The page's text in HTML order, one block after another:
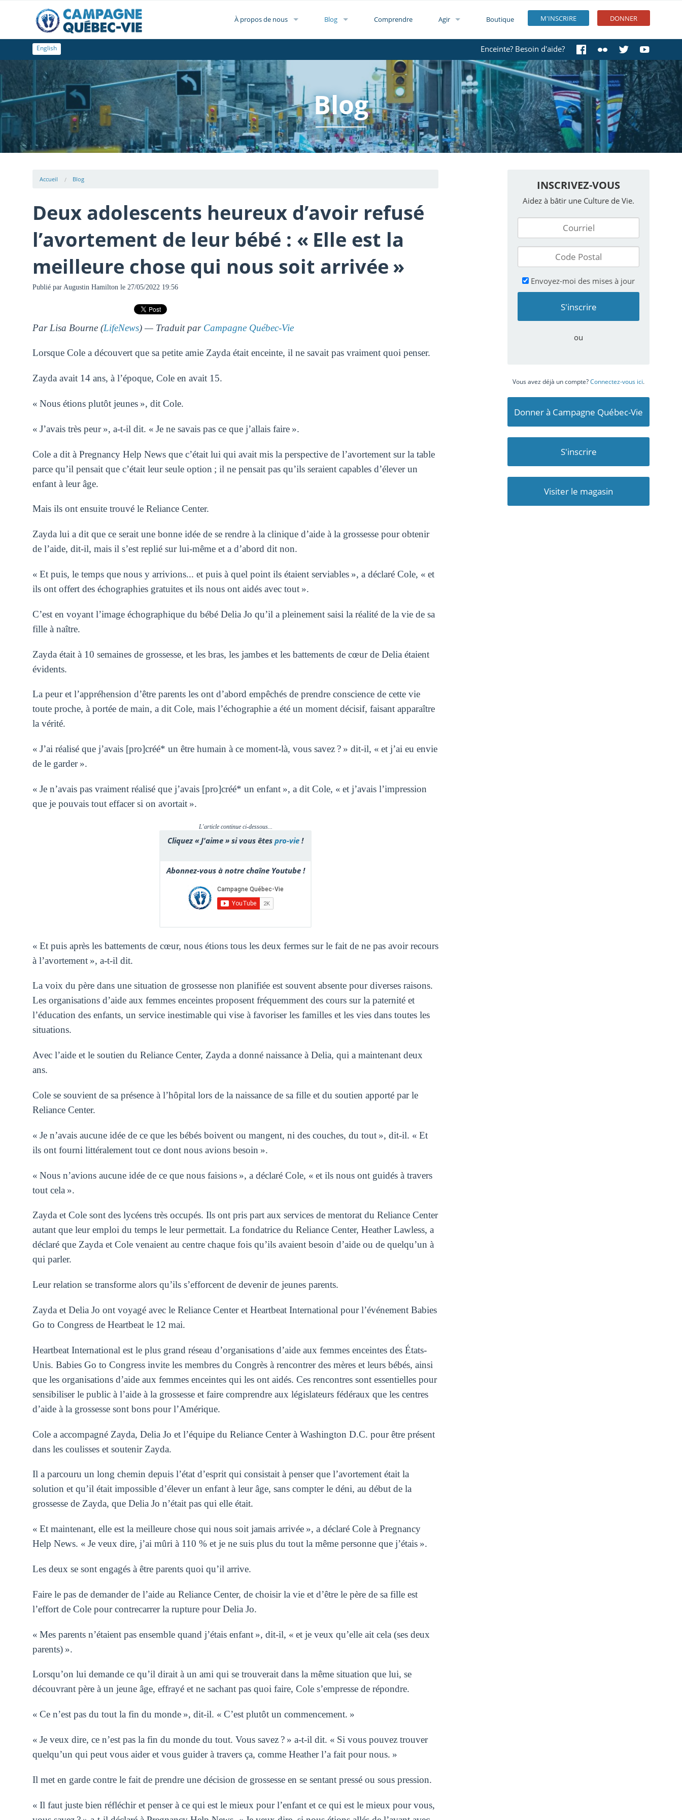
M'INSCRIRE DONNER
À propos de nous Blog Comprendre Agir Boutique
Enceinte? Besoin d'aide?
English
Blog
Accueil Blog
Deux adolescents heureux d’avoir refusé
l’avortement de leur bébé : « Elle est la
meilleure chose qui nous soit arrivée »
Publié par Augustin Hamiltonle 27/05/2022 19:56
Par Lisa Bourne (LifeNews) — Traduit par Campagne Québec-Vie
Lorsque Cole a découvert que sa petite amie Zayda était enceinte, il ne savait pas vraiment quoi penser.
Zayda avait 14 ans, à l’époque, Cole en avait 15.
« Nous étions plutôt jeunes », dit Cole.
« J’avais très peur », a-t-il dit. « Je ne savais pas ce que j’allais faire ».
Cole a dit à Pregnancy Help News que c’était lui qui avait mis la perspective de l’avortement sur la table
parce qu’il pensait que c’était leur seule option ; il ne pensait pas qu’ils seraient capables d’élever un
enfant à leur âge.
Mais ils ont ensuite trouvé le Reliance Center.
Zayda lui a dit que ce serait une bonne idée de se rendre à la clinique d’aide à la grossesse pour obtenir
de l’aide, dit-il, mais il s’est replié sur lui-même et a d’abord dit non.
« Et puis, le temps que nous y arrivions... et puis à quel point ils étaient serviables », a déclaré Cole, « et
ils ont offert des échographies gratuites et ils nous ont aidés avec tout ».
C’est en voyant l’image échographique du bébé Delia Jo qu’il a pleinement saisi la réalité de la vie de sa
fille à naître.
Zayda était à 10 semaines de grossesse, et les bras, les jambes et les battements de cœur de Delia étaient
évidents.
La peur et l’appréhension d’être parents les ont d’abord empêchés de prendre conscience de cette vie
toute proche, à portée de main, a dit Cole, mais l’échographie a été un moment décisif, faisant apparaître
la vérité.
« J’ai réalisé que j’avais [pro]créé* un être humain à ce moment-là, vous savez ? » dit-il, « et j’ai eu envie
de le garder ».
« Je n’avais pas vraiment réalisé que j’avais [pro]créé* un enfant », a dit Cole, « et j’avais l’impression
que je pouvais tout effacer si on avortait ».
L'article continue ci-dessous...
Cliquez « J'aime » si vous êtes pro-vie !
Abonnez-vous à notre chaîne Youtube !
« Et puis après les battements de cœur, nous étions tous les deux fermes sur le fait de ne pas avoir recours
à l’avortement », a-t-il dit.
La voix du père dans une situation de grossesse non planifiée est souvent absente pour diverses raisons.
Les organisations d’aide aux femmes enceintes proposent fréquemment des cours sur la paternité et
l’éducation des enfants, un service inestimable qui vise à favoriser les familles et les vies dans toutes les
situations.
Avec l’aide et le soutien du Reliance Center, Zayda a donné naissance à Delia, qui a maintenant deux
ans.
Cole se souvient de sa présence à l’hôpital lors de la naissance de sa fille et du soutien apporté par le
Reliance Center.
« Je n’avais aucune idée de ce que les bébés boivent ou mangent, ni des couches, du tout », dit-il. « Et
ils ont fourni littéralement tout ce dont nous avions besoin ».
« Nous n’avions aucune idée de ce que nous faisions », a déclaré Cole, « et ils nous ont guidés à travers
tout cela ».
Zayda et Cole sont des lycéens très occupés. Ils ont pris part aux services de mentorat du Reliance Center
autant que leur emploi du temps le leur permettait. La fondatrice du Reliance Center, Heather Lawless, a
déclaré que Zayda et Cole venaient au centre chaque fois qu’ils avaient besoin d’aide ou de quelqu’un à
qui parler.
Leur relation se transforme alors qu’ils s’efforcent de devenir de jeunes parents.
Zayda et Delia Jo ont voyagé avec le Reliance Center et Heartbeat International pour l’événement Babies
Go to Congress de Heartbeat le 12 mai.
Heartbeat International est le plus grand réseau d’organisations d’aide aux femmes enceintes des États-
Unis. Babies Go to Congress invite les membres du Congrès à rencontrer des mères et leurs bébés, ainsi
que les organisations d’aide aux femmes enceintes qui les ont aidés. Ces rencontres sont essentielles pour
sensibiliser le public à l’aide à la grossesse et faire comprendre aux législateurs fédéraux que les centres
d’aide à la grossesse sont bons pour l’Amérique.
Cole a accompagné Zayda, Delia Jo et l’équipe du Reliance Center à Washington D.C. pour être présent
dans les coulisses et soutenir Zayda.
Il a parcouru un long chemin depuis l’état d’esprit qui consistait à penser que l’avortement était la
solution et qu’il était impossible d’élever un enfant à leur âge, sans compter le déni, au début de la
grossesse de Zayda, que Delia Jo n’était pas qui elle était.
« Et maintenant, elle est la meilleure chose qui nous soit jamais arrivée », a déclaré Cole à Pregnancy
Help News. « Je veux dire, j’ai mûri à 110 % et je ne suis plus du tout la même personne que j’étais ».
Les deux se sont engagés à être parents quoi qu’il arrive.
Faire le pas de demander de l’aide au Reliance Center, de choisir la vie et d’être le père de sa fille est
l’effort de Cole pour contrecarrer la rupture pour Delia Jo.
« Mes parents n’étaient pas ensemble quand j’étais enfant », dit-il, « et je veux qu’elle ait cela (ses deux
parents) ».
Lorsqu’on lui demande ce qu’il dirait à un ami qui se trouverait dans la même situation que lui, se
découvrant père à un jeune âge, effrayé et ne sachant pas quoi faire, Cole s’empresse de répondre.
« Ce n’est pas du tout la fin du monde », dit-il. « C’est plutôt un commencement. »
« Je veux dire, ce n’est pas la fin du monde du tout. Vous savez ? » a-t-il dit. « Si vous pouvez trouver
quelqu’un qui peut vous aider et vous guider à travers ça, comme Heather l’a fait pour nous. »
Il met en garde contre le fait de prendre une décision de grossesse en se sentant pressé ou sous pression.
« Il faut juste bien réfléchir et penser à ce qui est le mieux pour l’enfant et ce qui est le mieux pour vous,
INSCRIVEZ-VOUS
Aidez à bâtir une Culture de Vie.
Envoyez-moi des mises à jour
ou
Vous avez déjà un compte?Connectez-vous ici.
Donner à Campagne Québec-Vie
S'inscrire
Visiter le magasin